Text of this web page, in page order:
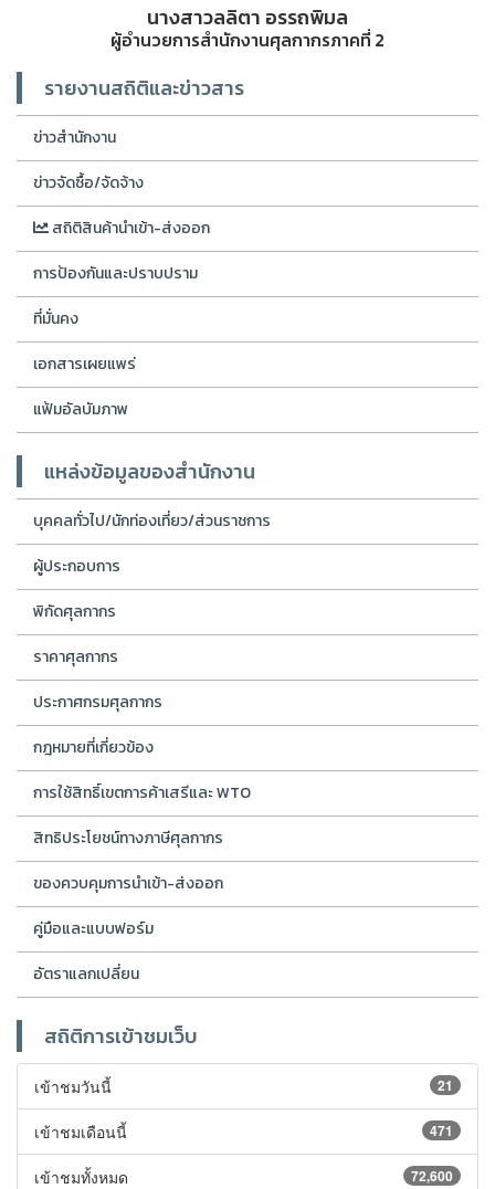
นางสาวลลิตา อรรถพิมล
ผู้อำนวยการสำนักงานศุลกากรภาคที่ 2
รายงานสถิติและข่าวสาร
ข่าวสำนักงาน
ข่าวจัดซื้อ/จัดจ้าง
สถิติสินค้านำเข้า-ส่งออก
การป้องกันและปราบปราม
ที่มั่นคง
เอกสารเผยแพร่
แฟ้มอัลบัมภาพ
แหล่งข้อมูลของสำนักงาน
บุคคลทั่วไป/นักท่องเที่ยว/ส่วนราชการ
ผู้ประกอบการ
พิกัดศุลกากร
ราคาศุลกากร
ประกาศกรมศุลกากร
กฎหมายที่เกี่ยวข้อง
การใช้สิทธิ์เขตการค้าเสรีและ WTO
สิทธิประโยชน์ทางภาษีศุลกากร
ของควบคุมการนำเข้า-ส่งออก
คู่มือและแบบฟอร์ม
อัตราแลกเปลี่ยน
สถิติการเข้าชมเว็บ
21
เข้าชมวันนี้
471
เข้าชมเดือนนี้
72,600
เข้าชมทั้งหมด